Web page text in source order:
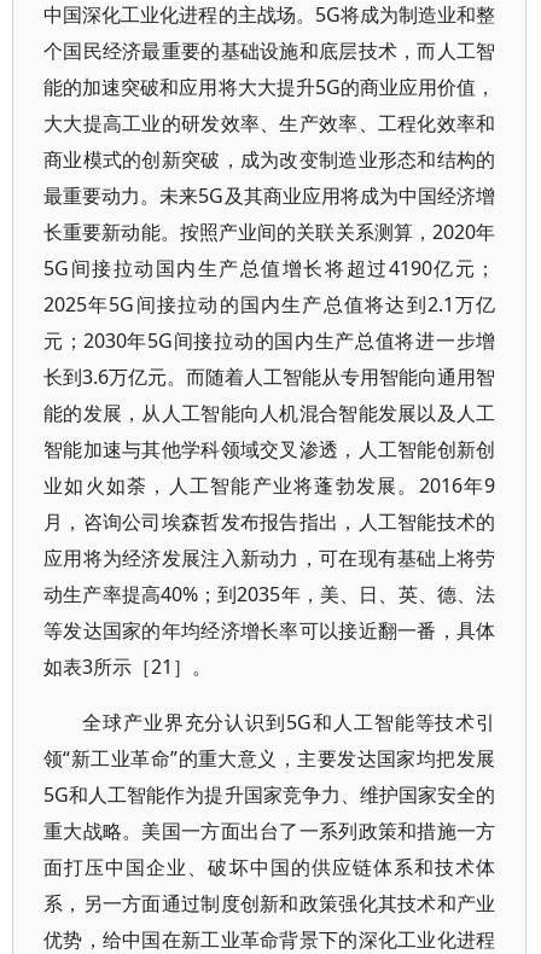
中国深化工业化进程的主战场。5G将成为制造业和整
个国民经济最重要的基础设施和底层技术，而人工智
能的加速突破和应用将大大提升5G的商业应用价值，
大大提高工业的研发效率、生产效率、工程化效率和
商业模式的创新突破，成为改变制造业形态和结构的
最重要动力。未来5G及其商业应用将成为中国经济增
长重要新动能。按照产业间的关联关系测算，2020年
5G间接拉动国内生产总值增长将超过4190亿元；
2025年5G间接拉动的国内生产总值将达到2.1万亿
元；2030年5G间接拉动的国内生产总值将进一步增
长到3.6万亿元。而随着人工智能从专用智能向通用智
能的发展，从人工智能向人机混合智能发展以及人工
智能加速与其他学科领域交叉渗透，人工智能创新创
业如火如荼，人工智能产业将蓬勃发展。2016年9
月，咨询公司埃森哲发布报告指出，人工智能技术的
应用将为经济发展注入新动力，可在现有基础上将劳
动生产率提高40%；到2035年，美、日、英、德、法
等发达国家的年均经济增长率可以接近翻一番，具体
如表3所示［21］。
全球产业界充分认识到5G和人工智能等技术引
领“新工业革命”的重大意义，主要发达国家均把发展
5G和人工智能作为提升国家竞争力、维护国家安全的
重大战略。美国一方面出台了一系列政策和措施一方
面打压中国企业、破坏中国的供应链体系和技术体
系，另一方面通过制度创新和政策强化其技术和产业
优势，给中国在新工业革命背景下的深化工业化进程